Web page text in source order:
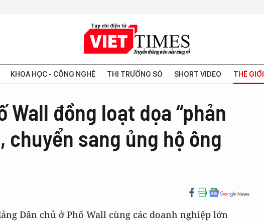
KHOA HỌC - CÔNG NGHỆ THỊ TRƯỜNG SỐ SHORT VIDEO THẾ GIỚI
Wall đồng loạt dọa “phản
chuyển sang ủng hộ ông
Dân chủ ở Phố Wall cùng các doanh nghiệp lớn